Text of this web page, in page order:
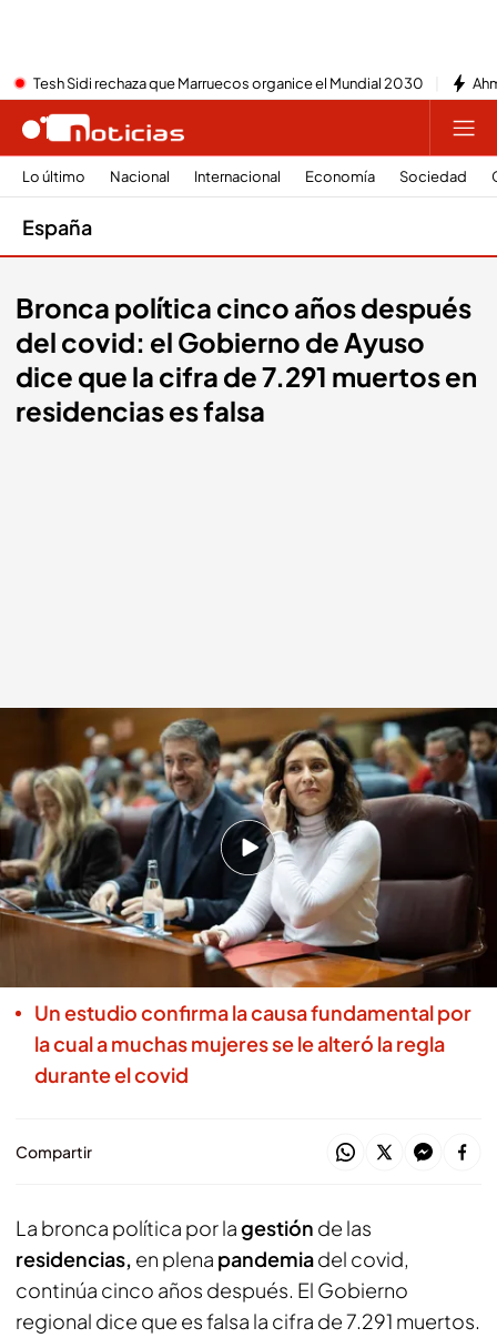
Tesh Sidi rechaza que Marruecos organice el Mundial 2030
Lo último Nacional Internacional Economía Sociedad
España
Bronca política cinco años después
del covid: el Gobierno de Ayuso
dice que la cifra de 7.291 muertos en
residencias es falsa
Bronca política cinco años después del covid
Redacción digital Noticias Cuatro Agencia EFE
13 MAR 2025 - 14:57h.
Ayuso ha asegurado que hay 130.000 muertos
sobre los hombros de Pedro Sánchez
El Gobierno resalta que 7.291 personas
murieron sin atención hospitalaria en Madrid
Un estudio confirma la causa fundamental por
la cual a muchas mujeres se le alteró la regla
durante el covid
Compartir
La bronca política por lagestión de las
residencias, en plena pandemiadel covid,
continúa cinco años después. El Gobierno
regional dice que es falsa la cifra de 7.291 muertos.